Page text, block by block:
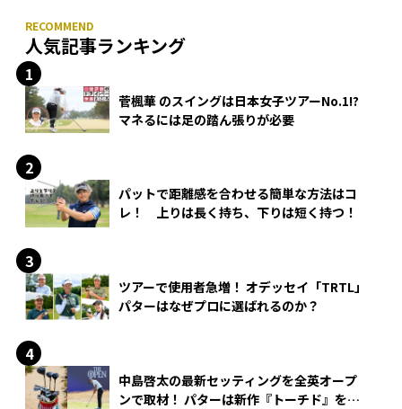
人気記事ランキング
菅楓華 のスイングは日本女子ツアーNo.1!?
マネるには足の踏ん張りが必要
パットで距離感を合わせる簡単な方法はコ
レ！ 上りは長く持ち、下りは短く持つ！
ツアーで使用者急増！ オデッセイ「TRTL」
パターはなぜプロに選ばれるのか？
中島啓太の最新セッティングを全英オープ
ンで取材！ パターは新作『トーチド』を投